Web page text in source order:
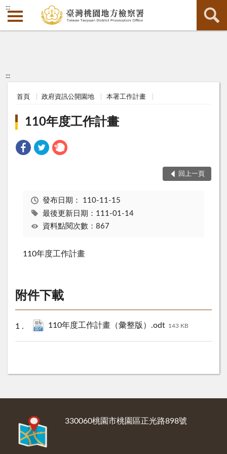
:::
:::
首頁 政府資訊公開園地 本署工作計畫
110年度工作計畫
回上一頁
發布日期： 110-11-15
最後更新日期：111-01-14
資料點閱次數：867
110年度工作計畫
附件下載
110年度工作計畫（彙整版）.odt 143 KB
330060桃園市桃園區正光路898號